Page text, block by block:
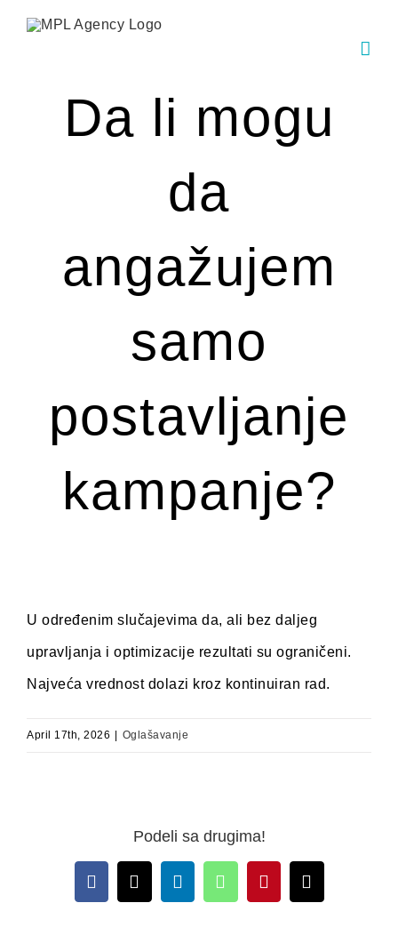
Skip
Da li mogu
da
angažujem
samo
postavljanje
kampanje?
U određenim slučajevima da, ali bez daljeg
upravljanja i optimizacije rezultati su ograničeni.
Najveća vrednost dolazi kroz kontinuiran rad.
April 17th, 2026 Oglašavanje
Podeli sa drugima!
Facebook
X LinkedInWhatsAppPinterestEmail